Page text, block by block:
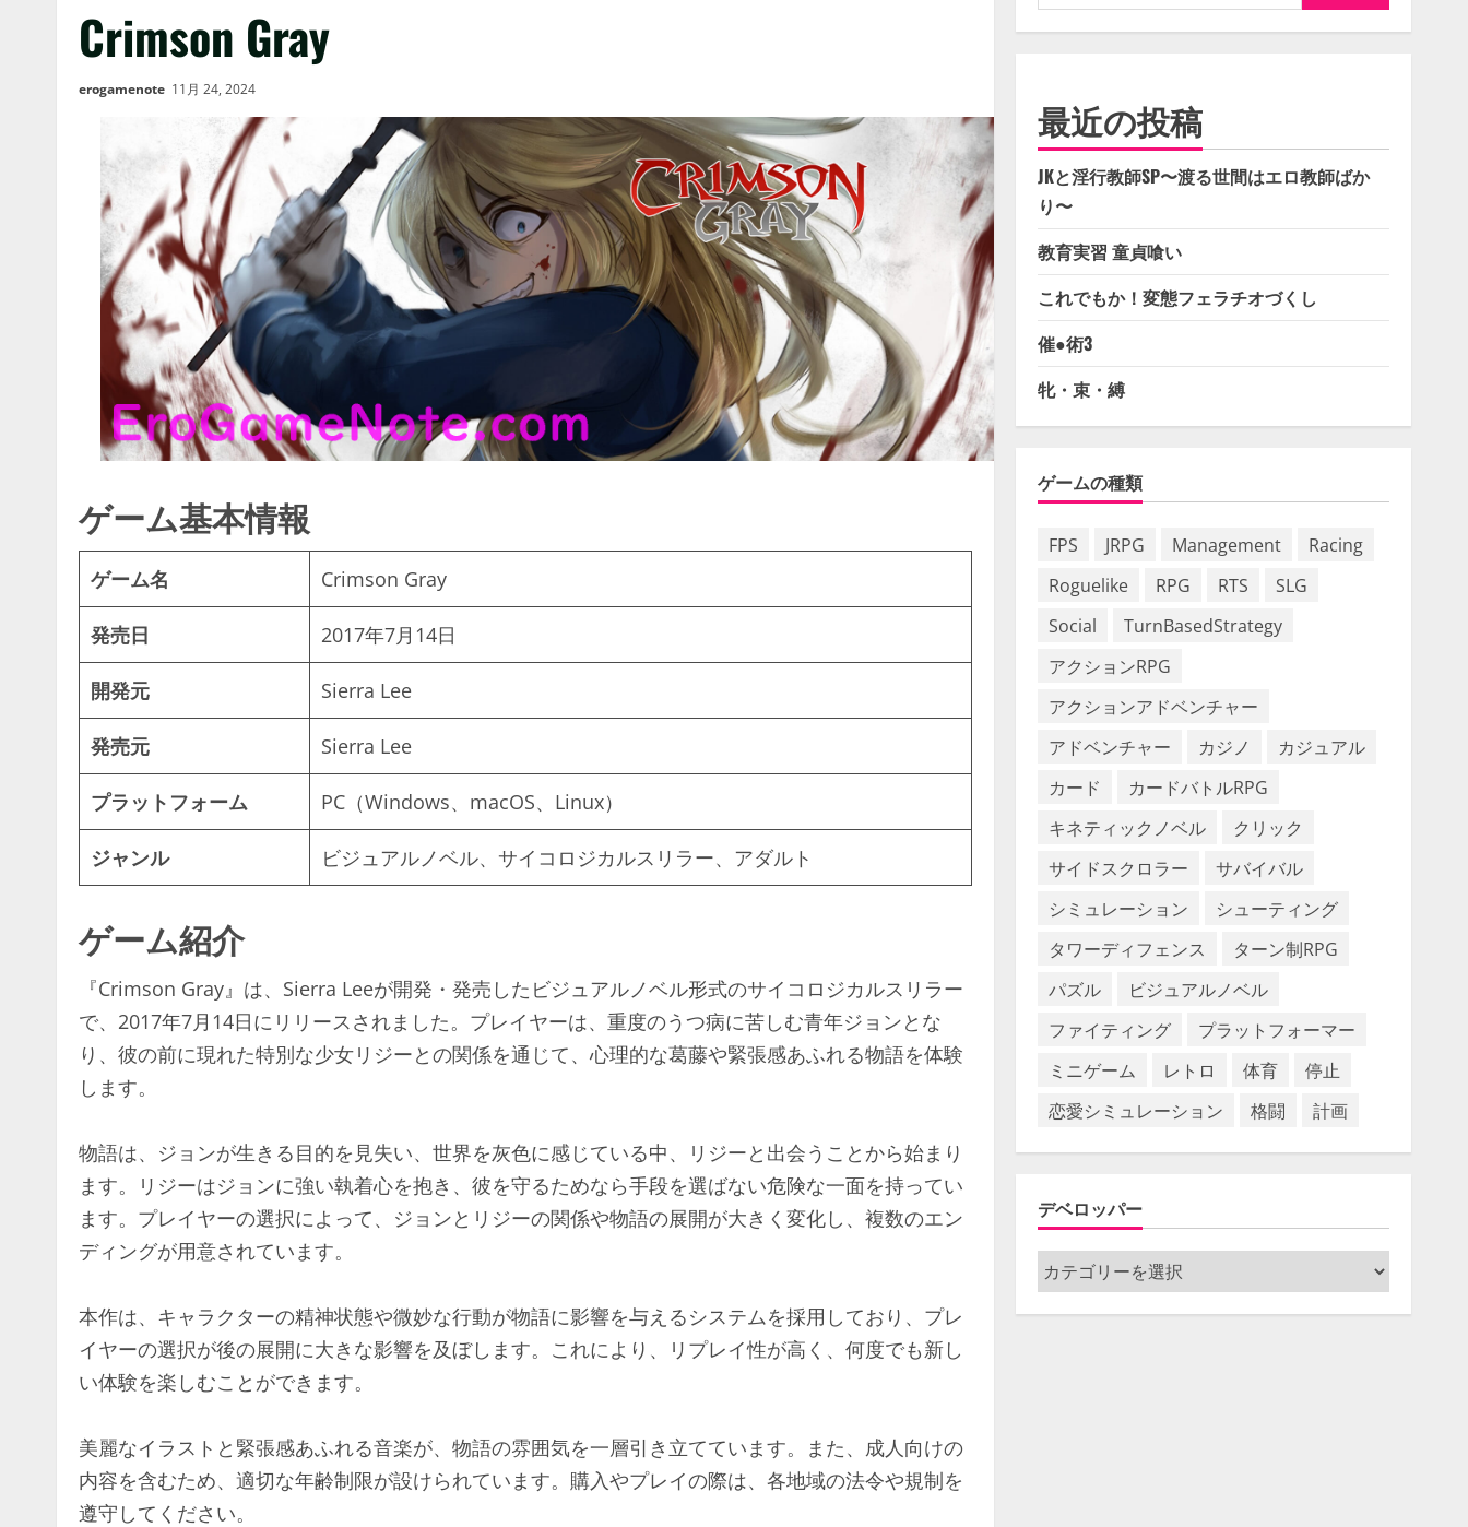
Crimson Gray
erogamenote 11月 24, 2024
ゲーム基本情報
ゲーム名 Crimson Gray
発売日 2017年7月14日
開発元 Sierra Lee
発売元 Sierra Lee
プラットフォーム PC（Windows、macOS、Linux）
ジャンル ビジュアルノベル、サイコロジカルスリラー、アダルト
ゲーム紹介
『Crimson Gray』は、Sierra Leeが開発・発売したビジュアルノベル形式のサイコロジカルスリラー
で、2017年7月14日にリリースされました。プレイヤーは、重度のうつ病に苦しむ青年ジョンとな
り、彼の前に現れた特別な少女リジーとの関係を通じて、心理的な葛藤や緊張感あふれる物語を体験
します。
物語は、ジョンが生きる目的を見失い、世界を灰色に感じている中、リジーと出会うことから始まり
ます。リジーはジョンに強い執着心を抱き、彼を守るためなら手段を選ばない危険な一面を持ってい
ます。プレイヤーの選択によって、ジョンとリジーの関係や物語の展開が大きく変化し、複数のエン
ディングが用意されています。
本作は、キャラクターの精神状態や微妙な行動が物語に影響を与えるシステムを採用しており、プレ
イヤーの選択が後の展開に大きな影響を及ぼします。これにより、リプレイ性が高く、何度でも新し
い体験を楽しむことができます。
美麗なイラストと緊張感あふれる音楽が、物語の雰囲気を一層引き立てています。また、成人向けの
内容を含むため、適切な年齢制限が設けられています。購入やプレイの際は、各地域の法令や規制を
遵守してください。
索:
最近の投稿
JKと淫行教師SP〜渡る世間はエロ教師ばか
り〜
教育実習 童貞喰い
これでもか！変態フェラチオづくし
催●術3
牝・束・縛
ゲームの種類
FPS JRPG Management
Racing
Roguelike
RPG RTS
SLG
Social
TurnBasedStrategy
アクションRPG
アクションアドベンチャー
アドベンチャー
カジノ
カジュアル
カード
カードバトルRPG
キネティックノベル
クリック
サイドスクロラー
サバイバル
シミュレーション
シューティング
タワーディフェンス
ターン制RPG
パズル
ビジュアルノベル
ファイティング
プラットフォーマー
ミニゲーム
レトロ 体育
停止
恋愛シミュレーション
格闘 計画
デベロッパー
デ
ベ